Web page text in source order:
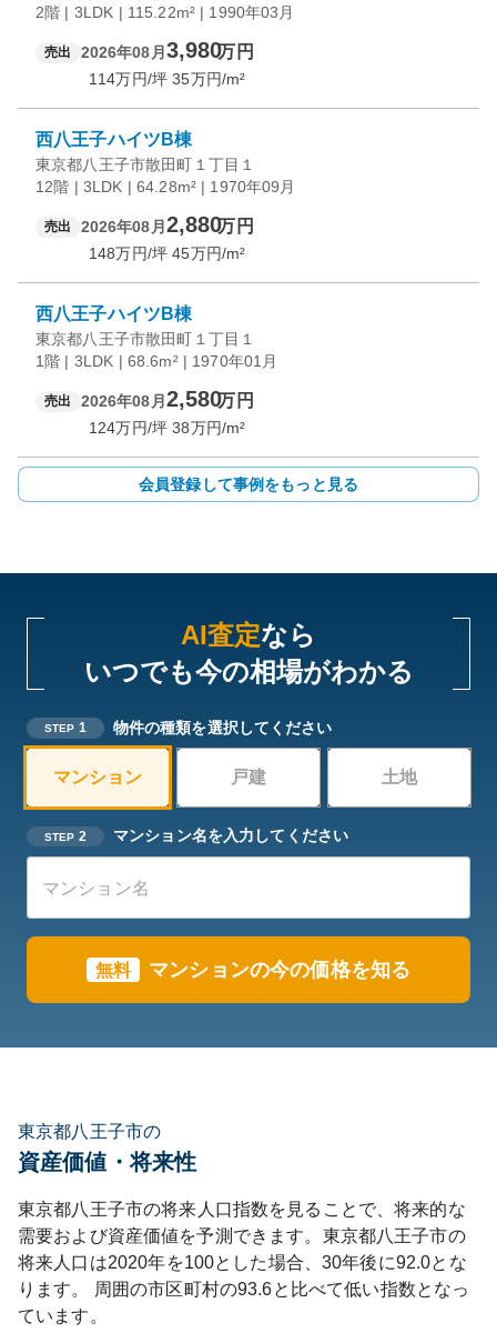
2階 | 3LDK | 115.22m² | 1990年03月
売出 2026年08月 3,980万円
114万円/坪 35万円/m²
西八王子ハイツB棟
東京都八王子市散田町１丁目１
12階 | 3LDK | 64.28m² | 1970年09月
売出 2026年08月 2,880万円
148万円/坪 45万円/m²
西八王子ハイツB棟
東京都八王子市散田町１丁目１
1階 | 3LDK | 68.6m² | 1970年01月
売出 2026年08月 2,580万円
124万円/坪 38万円/m²
会員登録して事例をもっと見る
AI査定なら
いつでも今の相場がわかる
STEP 1 物件の種類を選択してください
マンション 戸建 土地
STEP 2 マンション名を入力してください
無料 マンションの今の価格を知る
東京都八王子市の
資産価値・将来性
東京都八王子市の将来人口指数を見ることで、将来的な
需要および資産価値を予測できます。 東京都八王子市の
将来人口は2020年を100とした場合、30年後に92.0とな
ります。
周囲の市区町村の93.6と比べて低い指数となっ
ています。